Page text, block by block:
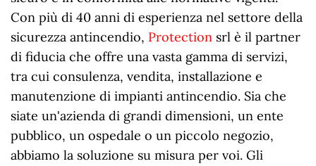
Con più di 40 anni di esperienza nel settore della
sicurezza antincendio, Protection srl è il partner
di fiducia che offre una vasta gamma di servizi,
tra cui consulenza, vendita, installazione e
manutenzione di impianti antincendio. Sia che
siate un'azienda di grandi dimensioni, un ente
pubblico, un ospedale o un piccolo negozio,
abbiamo la soluzione su misura per voi. Gli